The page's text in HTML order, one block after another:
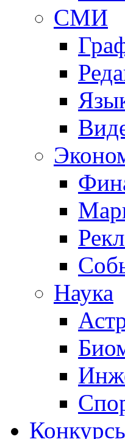
СМИ
Наука